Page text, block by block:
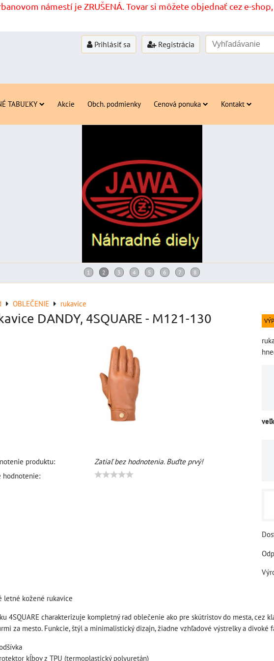
námestí je ZRUŠENÁ. Tovar si môžete objednať cez e-
Prihlásiť sa Registrácia
TABUĽKY Akcie Obch. podmienky Cenová ponuka Kontakt
OBLEČENIE rukavice
DANDY, 4SQUARE - M121-130
produktu:
Zatiaľ bez hodnotenia. Buďte prvý!
hodnotenie:
letné kožené rukavice
4SQUARE charakterizuje kompletný rad oblečenie ako pre skútristov do mesta, cez
za mesto. Funkcie, štýl a minimalistický dizajn, žiadne vzhľadové výstrelky a divoké
kĺbov z TPU (termoplastický polyuretán)